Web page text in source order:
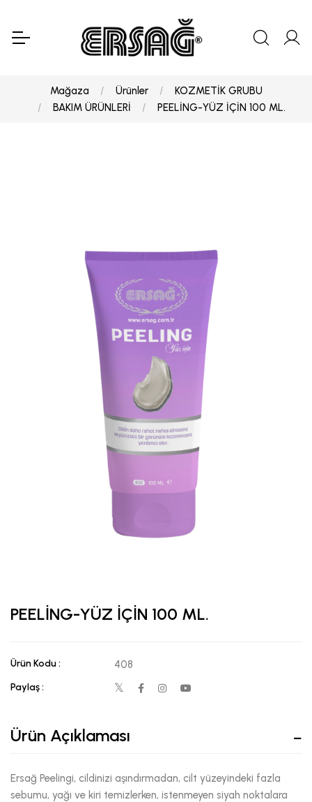
Mağaza Ürünler
KOZMETİK GRUBU
BAKIM ÜRÜNLERİ
PEELİNG-YÜZ İÇİN 100 ML.
PEELİNG-YÜZ İÇİN 100 ML.
Ürün Kodu : 408
Paylaş :
Ürün Açıklaması
Ersağ Peelingi, cildinizi aşındırmadan, cilt yüzeyindeki fazla
sebumu, yağı ve kiri temizlerken, istenmeyen siyah noktalara